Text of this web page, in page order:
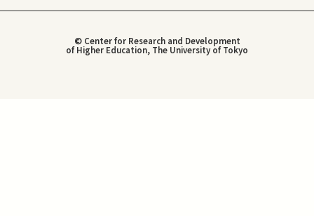
© Center for Research and Development
of Higher Education, The University of Tokyo